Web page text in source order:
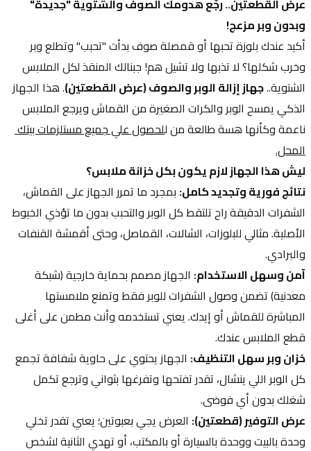
وبدون وبر مزعج!
أكيد عندك بلوزة تحبها أو قمصلة صوف بدأت "تحبب" وتطلع وبر
الشتوية.. جهاز إزالة الوبر والصوف (عرض القطعتين)
. هذا الجهاز
ناعمة وكأنها هسة طالعة من ل
لحصول علي جميع مستلزمات بيتك
المحل.
ليش هذا الجهاز لازم يكون بكل خزانة ملابس؟
نتائج فورية وتجديد كامل:
والبرادي.
آمن وسهل الاستخدام:
قطع الملابس عندك.
خزان وبر سهل التنظيف:
شغلك بدون أي فوضى.
عرض التوفير (قطعتين):